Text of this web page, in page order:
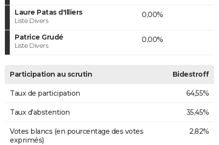
Laure Patas d'Illiers
Liste Divers
0,00%
Patrice Grudé
Liste Divers
0,00%
Participation au scrutin Bidestroff
Taux de participation 64,55%
Taux d'abstention 35,45%
Votes blancs (en pourcentage des votes
exprimés)
2,82%